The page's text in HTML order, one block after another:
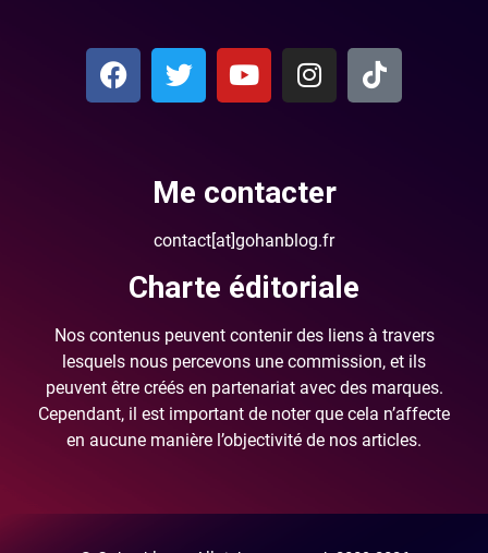
Me contacter
contact[at]gohanblog.fr
Charte éditoriale
Nos contenus peuvent contenir des liens à travers
lesquels nous percevons une commission, et ils
peuvent être créés en partenariat avec des marques.
Cependant, il est important de noter que cela n’affecte
en aucune manière l’objectivité de nos articles.